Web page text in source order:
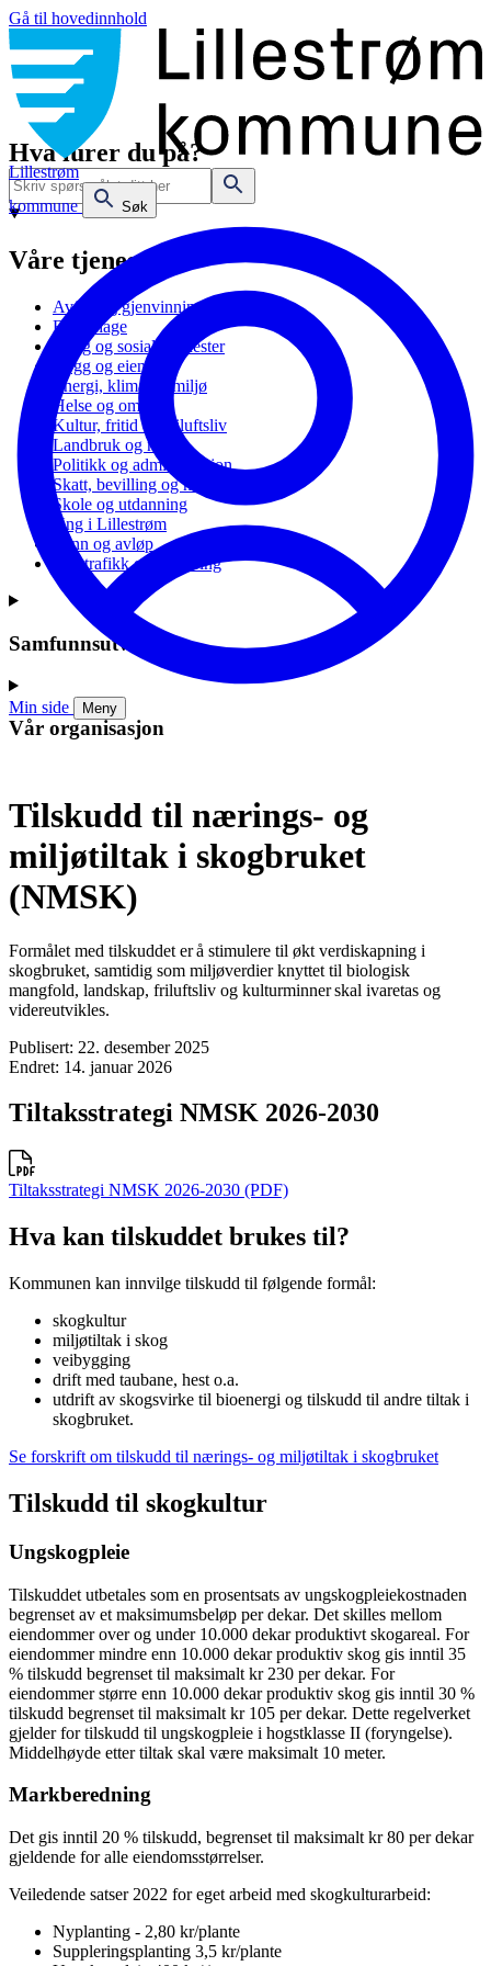
Gå til hovedinnhold
Lillestrøm
kommune
Søk
Min side Meny
Hva lurer du på?
Våre tjenester
Avfall og gjenvinning
Barnehage
Bolig og sosiale tjenester
Bygg og eiendom
Energi, klima og miljø
Helse og omsorg
Kultur, fritid og friluftsliv
Landbruk og natur
Politikk og administrasjon
Skatt, bevilling og næring
Skole og utdanning
Ung i Lillestrøm
Vann og avløp
Vei, trafikk og parkering
Samfunnsutvikling
Vår organisasjon
Tilskudd til nærings- og
miljøtiltak i skogbruket
(NMSK)
Formålet med tilskuddet er å stimulere til økt verdiskapning i
skogbruket, samtidig som miljøverdier knyttet til biologisk
mangfold, landskap, friluftsliv og kulturminner skal ivaretas og
videreutvikles.
Publisert: 22. desember 2025
Endret: 14. januar 2026
Tiltaksstrategi NMSK 2026-2030
Tiltaksstrategi NMSK 2026-2030 (PDF)
Hva kan tilskuddet brukes til?
Kommunen kan innvilge tilskudd til følgende formål:
skogkultur
miljøtiltak i skog
veibygging
drift med taubane, hest o.a.
utdrift av skogsvirke til bioenergi og tilskudd til andre tiltak i
skogbruket.
Se forskrift om tilskudd til nærings- og miljøtiltak i skogbruket
Tilskudd til skogkultur
Ungskogpleie
Tilskuddet utbetales som en prosentsats av ungskogpleiekostnaden
begrenset av et maksimumsbeløp per dekar. Det skilles mellom
eiendommer over og under 10.000 dekar produktivt skogareal. For
eiendommer mindre enn 10.000 dekar produktiv skog gis inntil 35
% tilskudd begrenset til maksimalt kr 230 per dekar. For
eiendommer større enn 10.000 dekar produktiv skog gis inntil 30 %
tilskudd begrenset til maksimalt kr 105 per dekar. Dette regelverket
gjelder for tilskudd til ungskogpleie i hogstklasse II (foryngelse).
Middelhøyde etter tiltak skal være maksimalt 10 meter.
Markberedning
Det gis inntil 20 % tilskudd, begrenset til maksimalt kr 80 per dekar
gjeldende for alle eiendomsstørrelser.
Veiledende satser 2022 for eget arbeid med skogkulturarbeid:
Nyplanting - 2,80 kr/plante
Suppleringsplanting 3,5 kr/plante